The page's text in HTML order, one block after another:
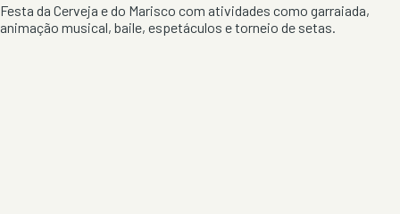
Festa da Cerveja e do Marisco com atividades como garraiada,
animação musical, baile, espetáculos e torneio de setas.